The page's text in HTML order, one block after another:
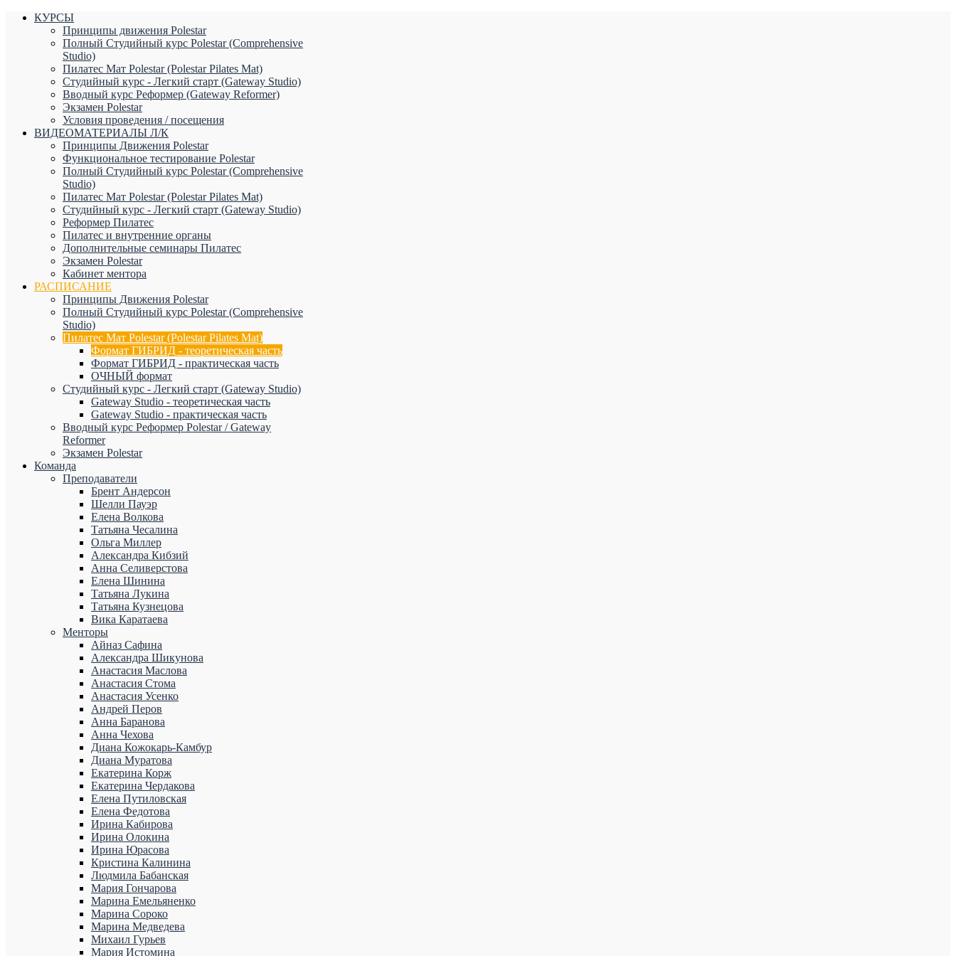
КУРСЫ
Принципы движения Polestar
Полный Студийный курс Polestar (Comprehensive
Studio)
Пилатес Мат Polestar (Polestar Pilates Mat)
Студийный курс - Легкий старт (Gateway Studio)
Вводный курс Реформер (Gateway Reformer)
Экзамен Polestar
Условия проведения / посещения
ВИДЕОМАТЕРИАЛЫ Л/К
Принципы Движения Polestar
Функциональное тестирование Polestar
Полный Студийный курс Polestar (Comprehensive
Studio)
Пилатес Мат Polestar (Polestar Pilates Mat)
Студийный курс - Легкий старт (Gateway Studio)
Реформер Пилатес
Пилатес и внутренние органы
Дополнительные семинары Пилатес
Экзамен Polestar
Кабинет ментора
РАСПИСАНИЕ
Принципы Движения Polestar
Полный Студийный курс Polestar (Comprehensive
Studio)
Пилатес Мат Polestar (Polestar Pilates Mat)
Формат ГИБРИД - теоретическая часть
Формат ГИБРИД - практическая часть
ОЧНЫЙ формат
Студийный курс - Легкий старт (Gateway Studio)
Gateway Studio - теоретическая часть
Gateway Studio - практическая часть
Вводный курс Реформер Polestar / Gateway
Reformer
Экзамен Polestar
Команда
Преподаватели
Брент Андерсон
Шелли Пауэр
Елена Волкова
Татьяна Чесалина
Ольга Миллер
Александра Кибзий
Анна Селиверстова
Елена Шинина
Татьяна Лукина
Татьяна Кузнецова
Вика Каратаева
Менторы
Айназ Сафина
Александра Шикунова
Анастасия Маслова
Анастасия Стома
Анастасия Усенко
Андрей Перов
Анна Баранова
Анна Чехова
Диана Кожокарь-Камбур
Диана Муратова
Екатерина Корж
Екатерина Чердакова
Елена Путиловская
Елена Федотова
Ирина Кабирова
Ирина Олокина
Ирина Юрасова
Кристина Калинина
Людмила Бабанская
Мария Гончарова
Марина Емельяненко
Марина Сороко
Марина Медведева
Михаил Гурьев
Мария Истомина